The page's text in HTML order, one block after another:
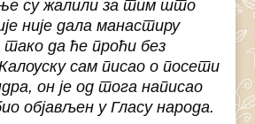
су жалили за тим што
није дала манастиру
да ће проћи без
сам писао о посети
он је од тога написао
објављен у Гласу народа.